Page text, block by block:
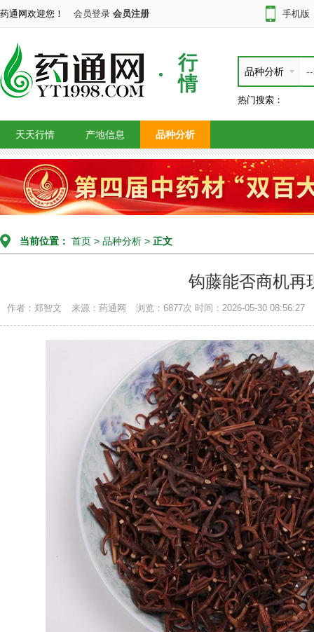
药通网欢迎您！ 会员登录 会员注册 手机版
行
情
品种分析
热门搜索：
天天行情 产地信息 品种分析
当前位置： 首页 > 品种分析 > 正文
钩藤能否商机再
作者：郑智文 来源：药通网 浏览：6877次 时间：2026-05-30 08:56:27